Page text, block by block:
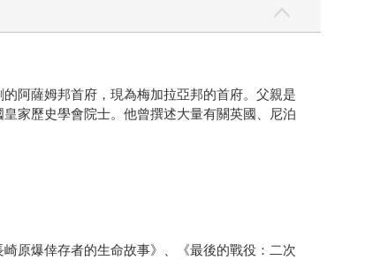
阿薩姆邦首府，現為梅加拉亞邦的首府。父親是
家歷史學會院士。他曾撰述大量有關英國、尼泊
原爆倖存者的生命故事》、《最後的戰役：二次